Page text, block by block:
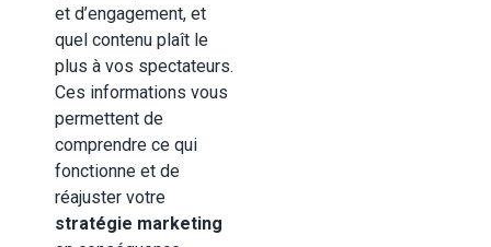
et d’engagement, et
quel contenu plaît le
plus à vos spectateurs.
Ces informations vous
permettent de
comprendre ce qui
fonctionne et de
réajuster votre
stratégie marketing